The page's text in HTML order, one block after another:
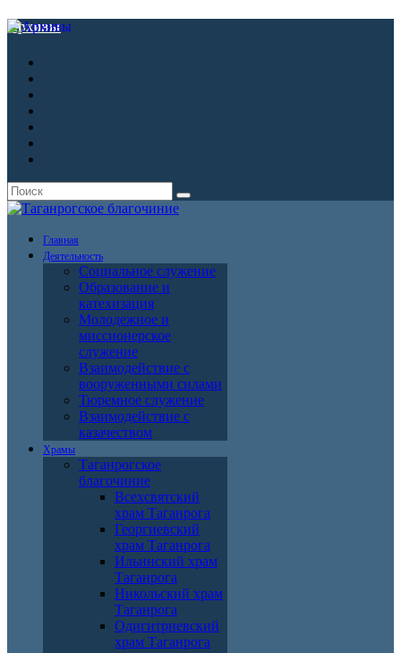
Архивы
Главная
Деятельность
Социальное служение
Образование и
катехизация
Молодежное и
миссионерское
служение
Взаимодействие с
вооруженными силами
Тюремное служение
Взаимодействие с
казачеством
Храмы
Таганрогское
благочиние
Всехсвятский
храм Таганрога
Георгиевский
храм Таганрога
Ильинский храм
Таганрога
Никольский храм
Таганрога
Одигитриевский
храм Таганрога